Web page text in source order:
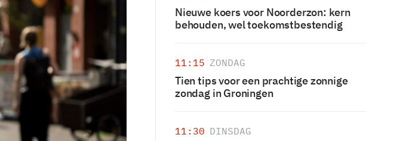
Nieuwe koers voor Noorderzon: kern
behouden, wel toekomstbestendig
11:15 ZONDAG
Tien tips voor een prachtige zonnige
zondag in Groningen
11:30 DINSDAG